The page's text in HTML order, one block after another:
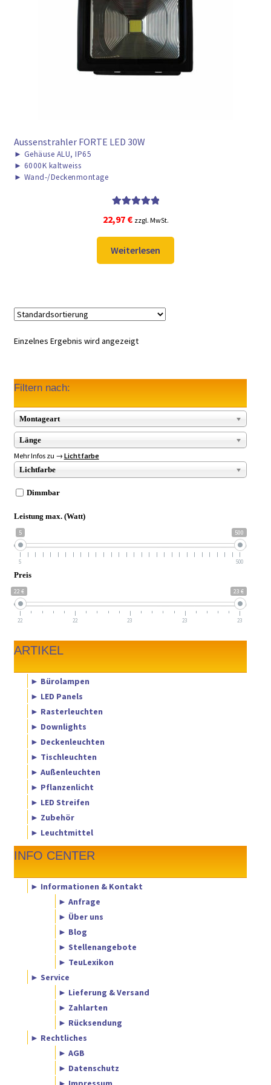
► ZAHLARTEN
► VERSANDARTEN
Aussenstrahler FORTE LED 30W
► Gehäuse ALU, IP65
► 6000K kaltweiss
► Wand-/Deckenmontage
von 5
22,97 € zzgl. MwSt.
Weiterlesen
Einzelnes Ergebnis wird angezeigt
Filtern nach:
Montageart
Länge
Mehr Infos zu → Lichtfarbe
Lichtfarbe
Dimmbar
Leistung max. (Watt)
5 500
5 500
Preis
22 € 23 €
22 22 23 23 23
ARTIKEL
► Bürolampen
► LED Panels
► Rasterleuchten
► Downlights
► Deckenleuchten
► Tischleuchten
► Außenleuchten
► Pflanzenlicht
► LED Streifen
► Zubehör
► Leuchtmittel
INFO CENTER
► Informationen & Kontakt
► Anfrage
► Über uns
► Blog
► Stellenangebote
► TeuLexikon
► Service
► Lieferung & Versand
► Zahlarten
► Rücksendung
► Rechtliches
► AGB
► Datenschutz